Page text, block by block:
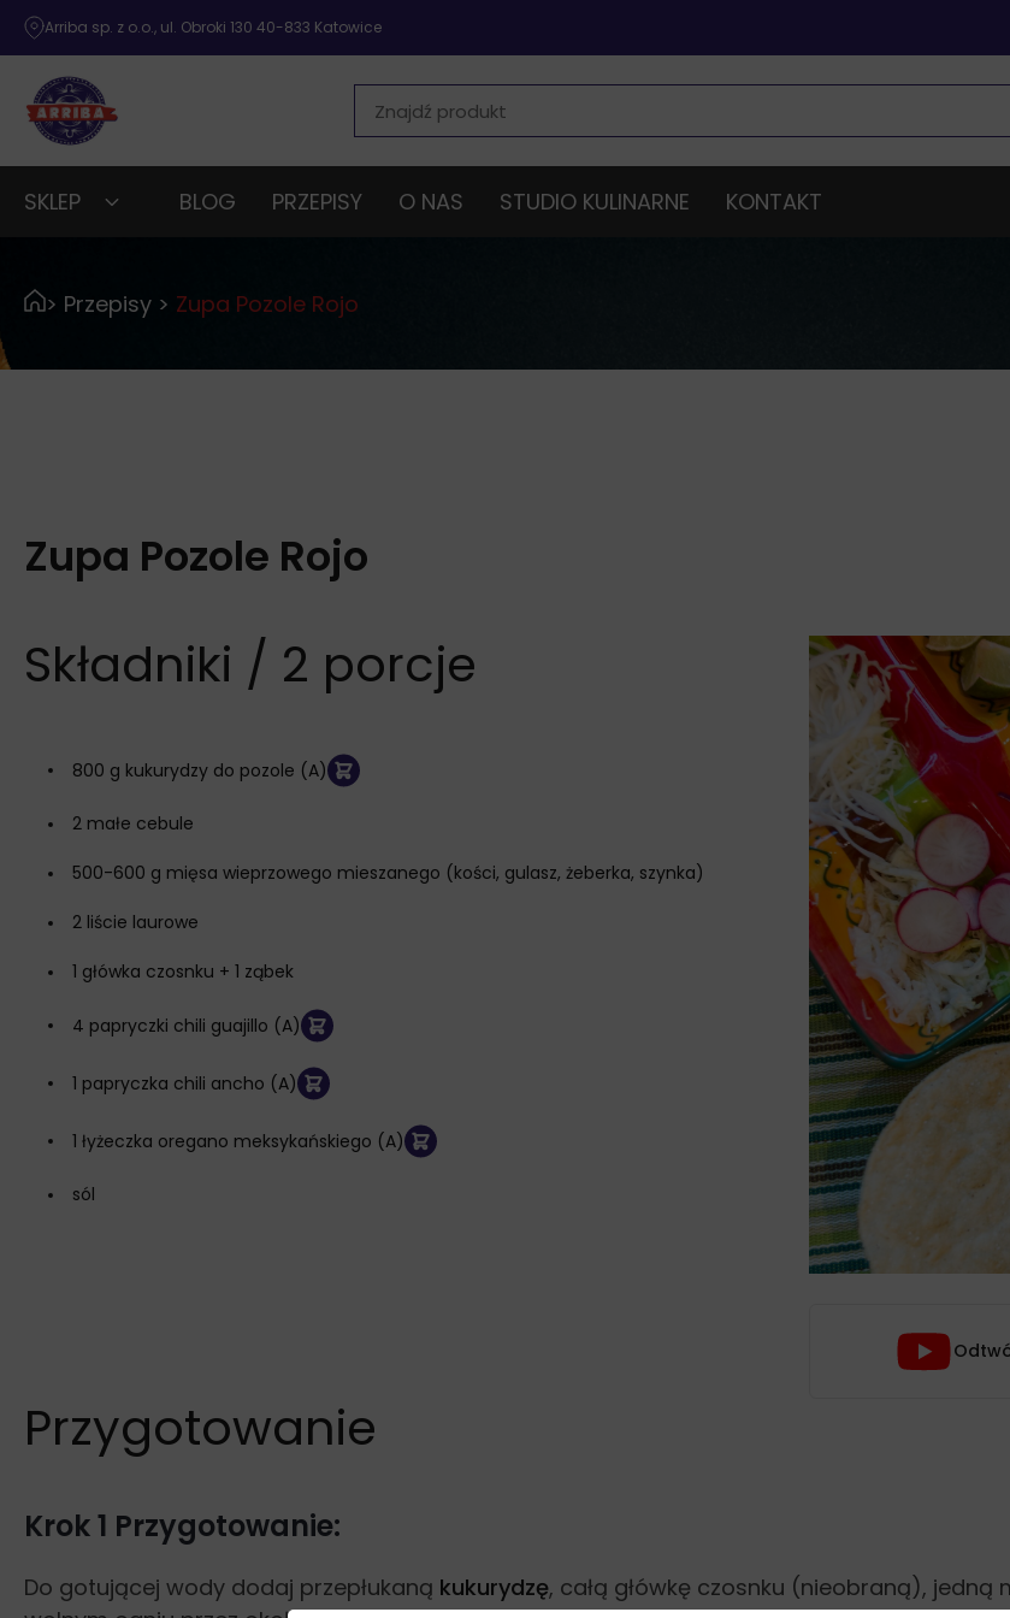
Arriba sp. z o.o., ul. Obroki 130 40-833 Katowice
SKLEP BLOG PRZEPISY O NAS STUDIO KULINARNE KONTAKT
> Przepisy > Zupa Pozole Rojo
Zupa Pozole Rojo
Składniki / 2 porcje
800 g kukurydzy do pozole (A)
2 małe cebule
500-600 g mięsa wieprzowego mieszanego (kości, gulasz, żeberka, szynka)
2 liście laurowe
1 główka czosnku + 1 ząbek
4 papryczki chili guajillo (A)
1 papryczka chili ancho (A)
1 łyżeczka oregano meksykańskiego (A)
sól
Przygotowanie
Krok 1 Przygotowanie:
Do gotującej wody dodaj przepłukaną kukurydzę, całą główkę czosnku (nieobraną), jedną